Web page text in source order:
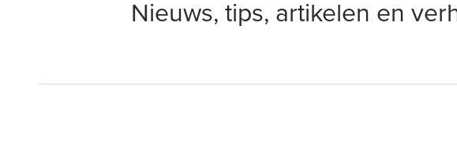
Nieuws, tips, artikelen en